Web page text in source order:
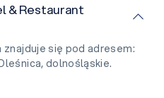
& Restaurant
się pod adresem:
dolnośląskie.